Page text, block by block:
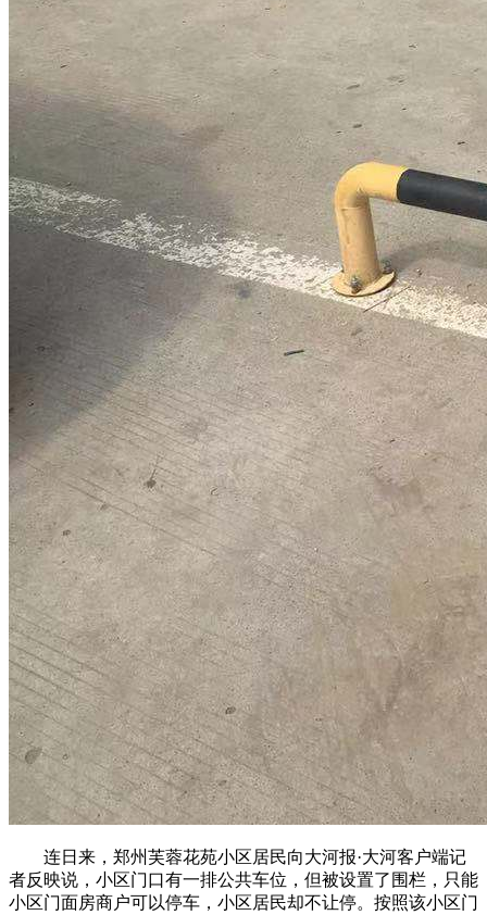
连日来，郑州芙蓉花苑小区居民向大河报·大河客户端记
者反映说，小区门口有一排公共车位，但被设置了围栏，只能
小区门面房商户可以停车，小区居民却不让停。按照该小区门